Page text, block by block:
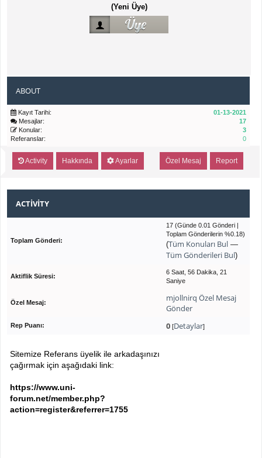
(Yeni Üye)
ABOUT
Kayıt Tarihi:
01-13-2021
Mesajlar:
17
Konular:
3
Referanslar:
0
Activity Hakkında Ayarlar Report
Özel Mesaj
ACTIVITY
Toplam Gönderi:
17 (Günde 0.01 Gönderi |
Toplam Gönderilerin %0.18)
(Tüm Konuları Bul —
Tüm Gönderileri Bul)
Aktiflik Süresi:
6 Saat, 56 Dakika, 21
Saniye
Özel Mesaj:
mjollnirq Özel Mesaj
Gönder
Rep Puanı: 0 [Detaylar]
Sitemize Referans üyelik ile arkadaşınızı
çağırmak için aşağıdaki link:
https://www.uni-
forum.net/member.php?
action=register&referrer=1755